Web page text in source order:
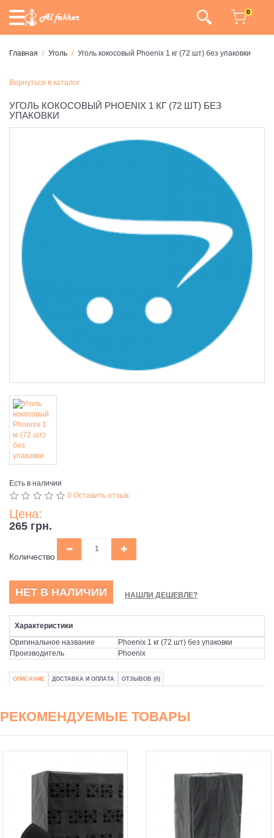
0
Главная Уголь Уголь кокосовый Phoenix 1 кг (72 шт) без упаковки
Вернуться в каталог
УГОЛЬ КОКОСОВЫЙ PHOENIX 1 КГ (72 ШТ) БЕЗ
УПАКОВКИ
Есть в наличии
0 Оставить отзыв
Цена:
265 грн.
Количество
НЕТ В НАЛИЧИИ НАШЛИ ДЕШЕВЛЕ?
Характеристики
Оригинальное название
Phoenix 1 кг (72 шт) без упаковки
Производитель
Phoenix
ОПИСАНИЕ ДОСТАВКА И ОПЛАТА ОТЗЫВОВ (0)
РЕКОМЕНДУЕМЫЕ ТОВАРЫ